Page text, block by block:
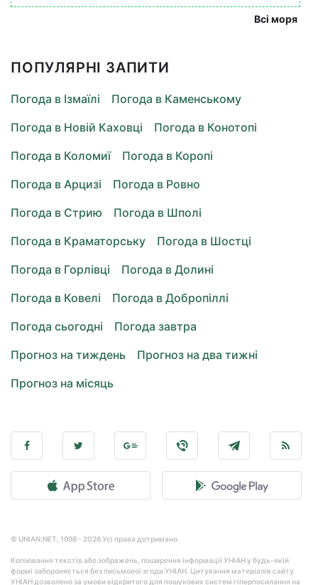
Всі моря
ПОПУЛЯРНІ ЗАПИТИ
Погода в Ізмаїлі
Погода в Каменському
Погода в Новій Каховці
Погода в Конотопі
Погода в Коломиї
Погода в Коропі
Погода в Арцизі
Погода в Ровно
Погода в Стрию
Погода в Шполі
Погода в Краматорську
Погода в Шостці
Погода в Горлівці
Погода в Долині
Погода в Ковелі
Погода в Добропіллі
Погода сьогодні
Погода завтра
Прогноз на тиждень
Прогноз на два тижні
Прогноз на місяць
© UNIAN.NET, 1998 - 2026 Усі права дотримано.
Копіювання текстів або зображень, поширення інформації УНІАН у будь-якій
формі забороняється без письмової згоди УНІАН. Цитування матеріалів сайту
УНІАН дозволено за умови відкритого для пошукових систем гіперпосилання на